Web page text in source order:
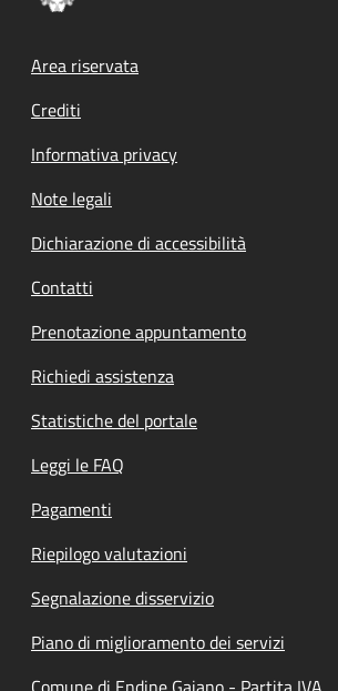
Footer menu
Area riservata
Crediti
Informativa privacy
Note legali
Dichiarazione di accessibilità
Contatti
Prenotazione appuntamento
Richiedi assistenza
Statistiche del portale
Leggi le FAQ
Pagamenti
Riepilogo valutazioni
Segnalazione disservizio
Piano di miglioramento dei servizi